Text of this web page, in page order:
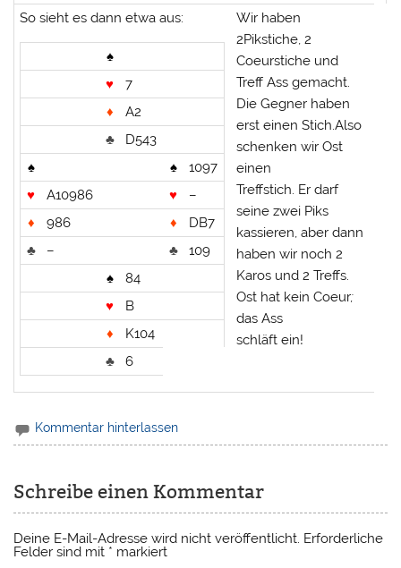
So sieht es dann etwa aus:
♠
♥
7
♦
A2
♣
D543
♠
♠
1097
♥
A10986 ♥
–
♦
986 ♦
DB7
♣
– ♣
109
♠
84
♥
B
♦
K104
♣
6
Wir haben
2Pikstiche, 2
Coeurstiche und
Treff Ass gemacht.
Die Gegner haben
erst einen Stich.Also
schenken wir Ost
einen
Treffstich. Er darf
seine zwei Piks
kassieren, aber dann
haben wir noch 2
Karos und 2 Treffs.
Ost hat kein Coeur;
das Ass
schläft ein!
Kommentar hinterlassen
Schreibe einen Kommentar
Deine E-Mail-Adresse wird nicht veröffentlicht. Erforderliche
Felder sind mit * markiert